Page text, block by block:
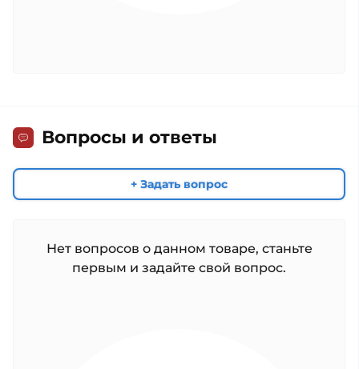
Вопросы и ответы
+ Задать вопрос
Нет вопросов о данном товаре, станьте
первым и задайте свой вопрос.